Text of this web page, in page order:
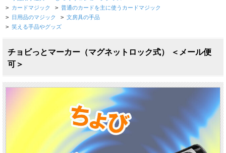
> カードマジック > 普通のカードを主に使うカードマジック
> 日用品のマジック > 文房具の手品
> 笑える手品やグッズ
チョビっとマーカー（マグネットロック式） ＜メール便
可＞